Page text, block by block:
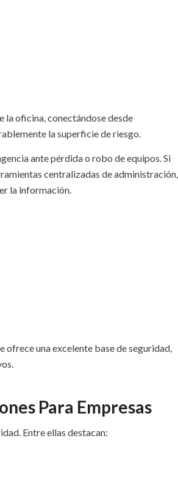
la oficina, conectándose desde
la superficie de riesgo.
ante pérdida o robo de equipos. Si
centralizadas de administración,
la información.
ofrece una excelente base de seguridad,
Para Empresas
Entre ellas destacan: